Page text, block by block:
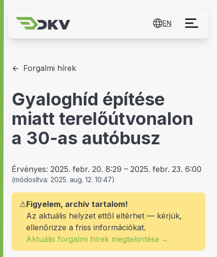
EN
Forgalmi hírek
Gyaloghíd építése
miatt terelőútvonalon
a 30-as autóbusz
Érvényes: 2025. febr. 20. 8:29 – 2025. febr. 23. 6:00
(módosítva: 2025. aug. 12. 10:47)
⚠Figyelem, archív tartalom!
Az aktuális helyzet ettől eltérhet — kérjük,
ellenőrizze a friss információkat.
Aktuális forgalmi hírek megtekintése →